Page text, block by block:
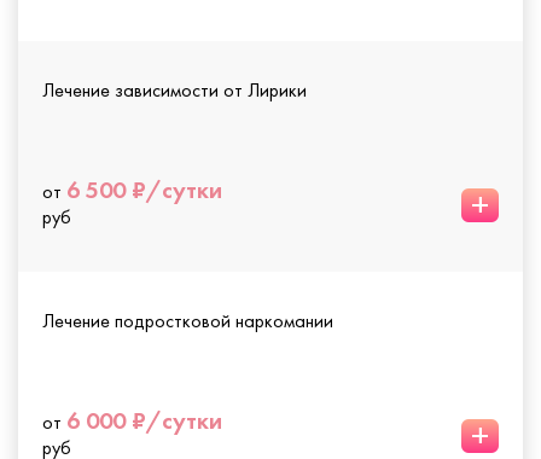
Лечение зависимости от Лирики
от 6 500 ₽/сутки
руб +
Лечение подростковой наркомании
от 6 000 ₽/сутки
руб +